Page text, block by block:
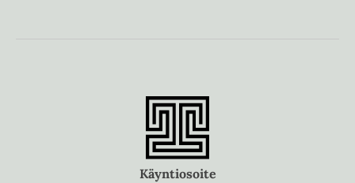
Käyntiosoite